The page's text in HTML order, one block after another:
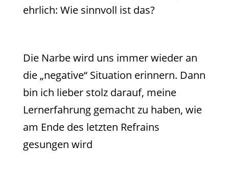
ehrlich: Wie sinnvoll ist das?
Die Narbe wird uns immer wieder an
die „negative“ Situation erinnern. Dann
bin ich lieber stolz darauf, meine
Lernerfahrung gemacht zu haben, wie
am Ende des letzten Refrains
gesungen wird